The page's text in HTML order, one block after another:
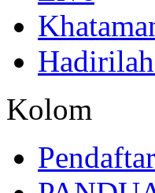
Kolom